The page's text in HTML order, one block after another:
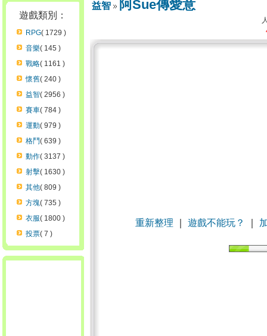
遊戲類別：
RPG( 1729 )
音樂( 145 )
戰略( 1161 )
懷舊( 240 )
益智( 2956 )
賽車( 784 )
運動( 979 )
格鬥( 639 )
動作( 3137 )
射擊( 1630 )
其他( 809 )
方塊( 735 )
衣服( 1800 )
投票( 7 )
益智 阿Sue傳愛意
重新整理 ｜遊戲不能玩？